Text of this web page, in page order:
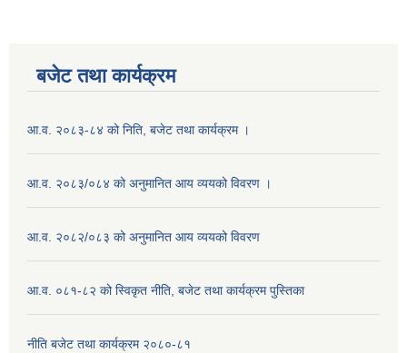
बजेट तथा कार्यक्रम
आ.व. २०८३-८४ को निति, बजेट तथा कार्यक्रम ।
आ.व. २०८३/०८४ को अनुमानित आय व्ययको विवरण ।
आ.व. २०८२/०८३ को अनुमानित आय व्ययको विवरण
आ.व. ०८१-८२ को स्विकृत नीति, बजेट तथा कार्यक्रम पुस्तिका
नीति बजेट तथा कार्यक्रम २०८०-८१